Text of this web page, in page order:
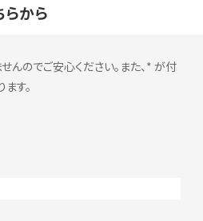
から
んのでご安心ください。また、 * が付
す。